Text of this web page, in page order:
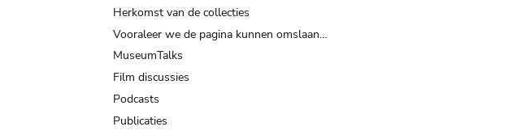
Herkomst van de collecties
Vooraleer we de pagina kunnen omslaan…
MuseumTalks
Film discussies
Podcasts
Publicaties